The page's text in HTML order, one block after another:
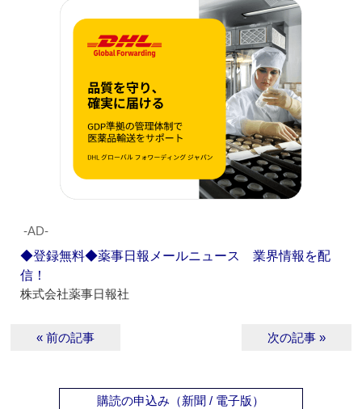
‐AD‐
◆登録無料◆薬事日報メールニュース 業界情報を配
信！
株式会社薬事日報社
« 前の記事 次の記事 »
購読の申込み（新聞 / 電子版）